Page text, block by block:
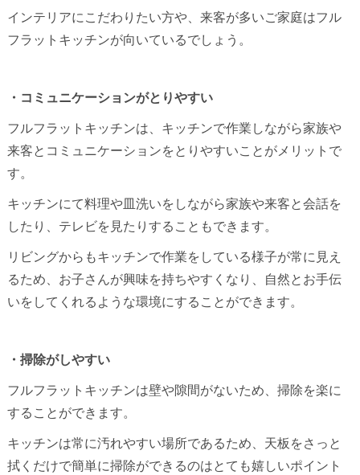
インテリアにこだわりたい方や、来客が多いご家庭はフル
フラットキッチンが向いているでしょう。
・コミュニケーションがとりやすい
フルフラットキッチンは、キッチンで作業しながら家族や
来客とコミュニケーションをとりやすいことがメリットで
す。
キッチンにて料理や皿洗いをしながら家族や来客と会話を
したり、テレビを見たりすることもできます。
リビングからもキッチンで作業をしている様子が常に見え
るため、お子さんが興味を持ちやすくなり、自然とお手伝
いをしてくれるような環境にすることができます。
・掃除がしやすい
フルフラットキッチンは壁や隙間がないため、掃除を楽に
することができます。
キッチンは常に汚れやすい場所であるため、天板をさっと
拭くだけで簡単に掃除ができるのはとても嬉しいポイント